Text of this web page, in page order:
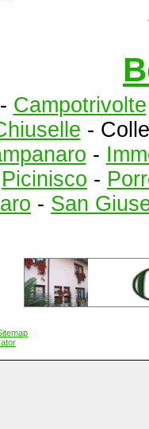
Campotrivolte
-
-
Picinisco -
- San